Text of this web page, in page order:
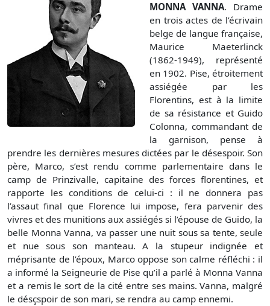
MONNA VANNA. Drame
en trois actes de l’écrivain
belge de langue française,
Maurice Maeterlinck
(1862-1949), représenté
en 1902. Pise, étroitement
assiégée par les
Florentins, est à la limite
de sa résistance et Guido
Colonna, commandant de
la garnison, pense à
prendre les dernières mesures dictées par le désespoir. Son
père, Marco, s’est rendu comme parlementaire dans le
camp de Prinzivalle, capitaine des forces florentines, et
rapporte les conditions de celui-ci : il ne donnera pas
l’assaut final que Florence lui impose, fera parvenir des
vivres et des munitions aux assiégés si l’épouse de Guido, la
belle Monna Vanna, va passer une nuit sous sa tente, seule
et nue sous son manteau. A la stupeur indignée et
méprisante de l’époux, Marco oppose son calme réfléchi : il
a informé la Seigneurie de Pise qu’il a parlé à Monna Vanna
et a remis le sort de la cité entre ses mains. Vanna, malgré
le désçspoir de son mari, se rendra au camp ennemi.